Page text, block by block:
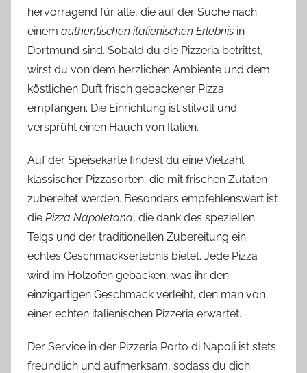
hervorragend für alle, die auf der Suche nach
einem authentischen italienischen Erlebnis in
Dortmund sind. Sobald du die Pizzeria betrittst,
wirst du von dem herzlichen Ambiente und dem
köstlichen Duft frisch gebackener Pizza
empfangen. Die Einrichtung ist stilvoll und
versprüht einen Hauch von Italien.
Auf der Speisekarte findest du eine Vielzahl
klassischer Pizzasorten, die mit frischen Zutaten
zubereitet werden. Besonders empfehlenswert ist
die Pizza Napoletana, die dank des speziellen
Teigs und der traditionellen Zubereitung ein
echtes Geschmackserlebnis bietet. Jede Pizza
wird im Holzofen gebacken, was ihr den
einzigartigen Geschmack verleiht, den man von
einer echten italienischen Pizzeria erwartet.
Der Service in der Pizzeria Porto di Napoli ist stets
freundlich und aufmerksam, sodass du dich